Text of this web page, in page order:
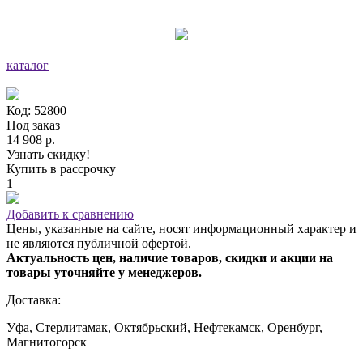
каталог
Код: 52800
Под заказ
14 908 р.
Узнать скидку!
Купить в рассрочку
1
Добавить к сравнению
Цены, указанные на сайте, носят информационный характер и
не являются публичной офертой.
Актуальность цен, наличие товаров, скидки и акции на
товары уточняйте у менеджеров.
Доставка:
Уфа, Стерлитамак, Октябрьский, Нефтекамск, Оренбург,
Магнитогорск